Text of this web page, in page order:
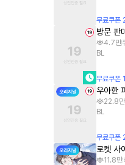
무료쿠폰
방문 판
4.7만
BL
무료쿠폰 1
우아한
22.8만
BL
무료쿠폰
로켓 사
11.8만